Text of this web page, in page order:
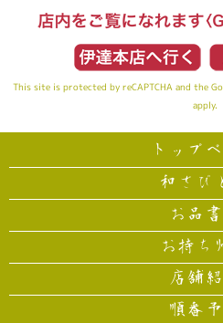
This site is protected by reCAPTCHA and the
apply.
トップ
和さび
お品書
お持ち
店舗
順番